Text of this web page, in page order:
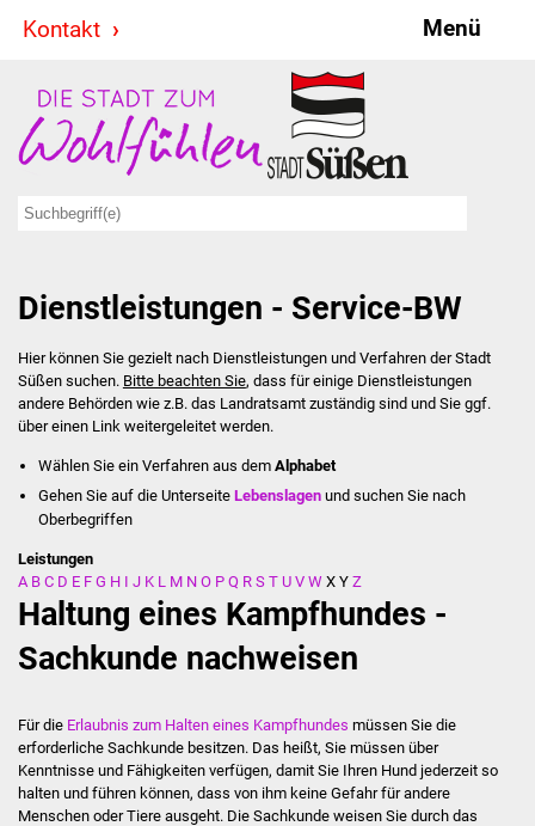
Kontakt Menü
Stadt & Politik
Bürgermeister
Ausschüsse
Ratsinformationssystem
Jugendbeirat
Summerrockfestival
Stadtverwaltung
Ansprechpartner
Stellenangebote
Kontakt
Dienstleistungen - Service-BW
Hier können Sie gezielt nach Dienstleistungen und Verfahren der Stadt
Süßen suchen. Bitte beachten Sie, dass für einige Dienstleistungen
andere Behörden wie z.B. das Landratsamt zuständig sind und Sie ggf.
über einen Link weitergeleitet werden.
Wählen Sie ein Verfahren aus dem Alphabet
Gehen Sie auf die UnterseiteLebenslagen und suchen Sie nach
Oberbegriffen
Leistungen
A B C D E F G H I J K L M N O P Q R S T U V W X Y Z
Haltung eines Kampfhundes -
Sachkunde nachweisen
Für die Erlaubnis zum Halten eines Kampfhundes müssen Sie die
erforderliche Sachkunde besitzen. Das heißt, Sie müssen über
Kenntnisse und Fähigkeiten verfügen, damit Sie Ihren Hund jederzeit so
halten und führen können, dass von ihm keine Gefahr für andere
Menschen oder Tiere ausgeht. Die Sachkunde weisen Sie durch das